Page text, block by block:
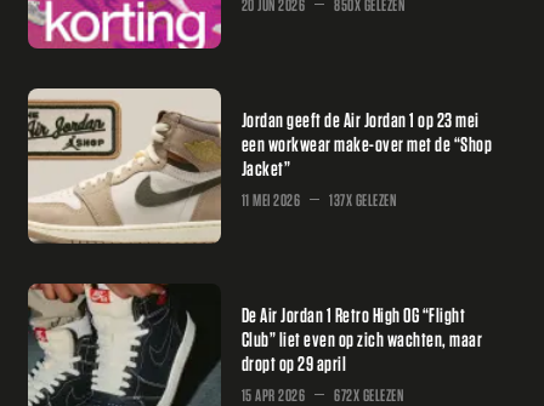
20 JUN 2026 850X GELEZEN
Jordan geeft de Air Jordan 1 op 23 mei
een workwear make-over met de “Shop
Jacket”
11 MEI 2026 137X GELEZEN
De Air Jordan 1 Retro High OG “Flight
Club” liet even op zich wachten, maar
dropt op 29 april
15 APR 2026 672X GELEZEN